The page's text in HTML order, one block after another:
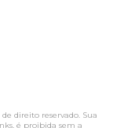
de direito reservado. Sua
é proibida sem a